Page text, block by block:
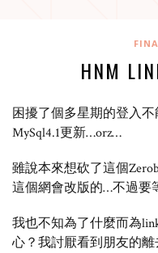
HNM
困擾了個多星期的登入
MySql4.1更新…orz…
雖說本來想砍了這個
這個網會改版的…不過要
我也不知為了什麼而為
心？我討厭看到朋友的